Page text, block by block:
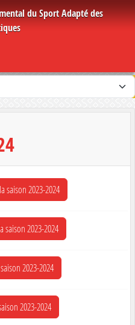
du Sport Adapté des
saison 2023-2024
saison 2023-2024
2023-2024
2023-2024